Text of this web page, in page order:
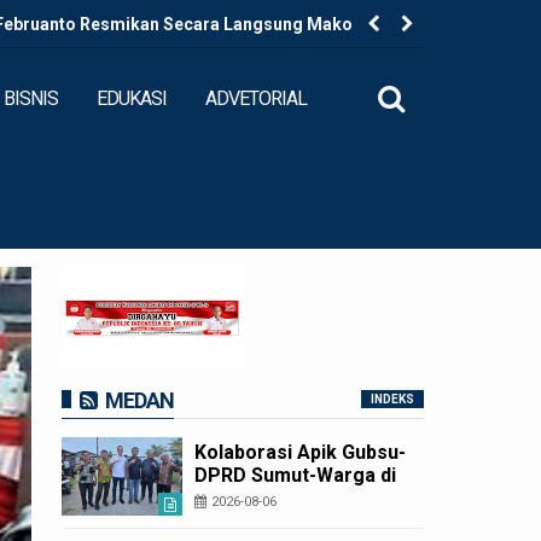
Resmikan Secara Langsung Mako Polres
BISNIS EDUKASI ADVETORIAL
MEDAN INDEKS
Kolaborasi Apik Gubsu-
DPRD Sumut-Warga di
Nias Utara: Jalan Rusak
2026-08-06